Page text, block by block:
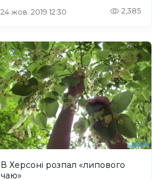
24 жов. 2019 12:30 2,385
В Херсоні розпал «липового
чаю»